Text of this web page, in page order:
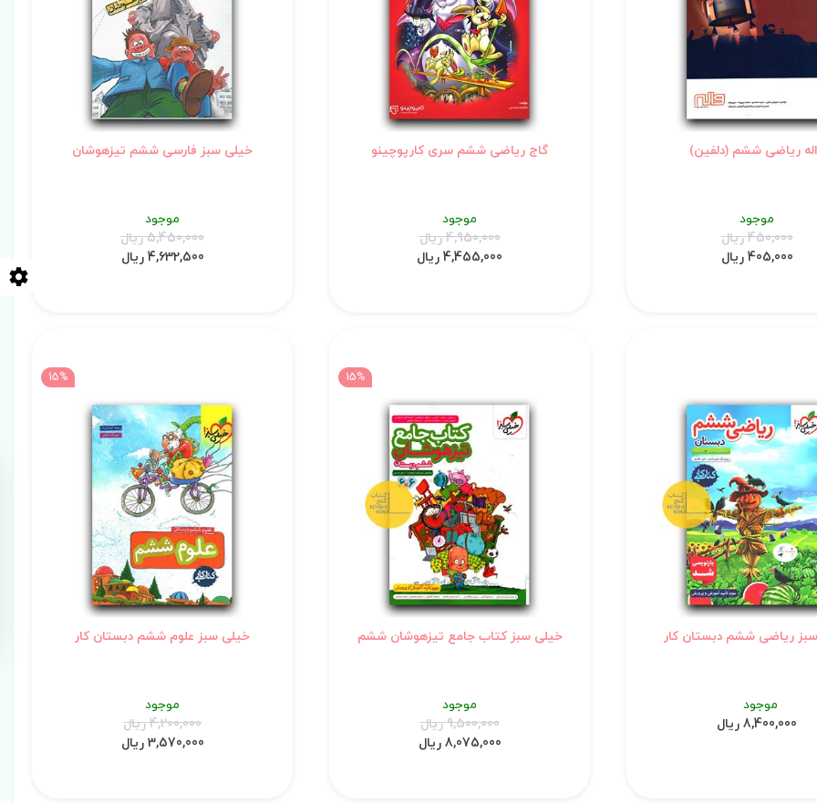
ریاضی ششم (دلفین)
موجود
450,000 ریال
405,000 ریال
گاج ریاضی ششم سری کارپوچینو
موجود
4,950,000 ریال
4,455,000 ریال
خیلی سبز فارسی ششم تیزهوشان
موجود
5,450,000 ریال
4,632,500 ریال
ریاضی ششم دبستان کار
موجود
8,400,000 ریال
15%
خیلی سبز کتاب جامع تیزهوشان ششم
موجود
9,500,000 ریال
8,075,000 ریال
15%
خیلی سبز علوم ششم دبستان کار
موجود
4,200,000 ریال
3,570,000 ریال